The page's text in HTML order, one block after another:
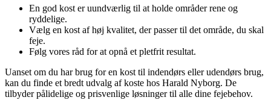
En god kost er uundværlig til at holde områder rene og
ryddelige.
Vælg en kost af høj kvalitet, der passer til det område, du skal
feje.
Følg vores råd for at opnå et pletfrit resultat.
Uanset om du har brug for en kost til indendørs eller udendørs brug,
kan du finde et bredt udvalg af koste hos Harald Nyborg. De
tilbyder pålidelige og prisvenlige løsninger til alle dine fejebehov.